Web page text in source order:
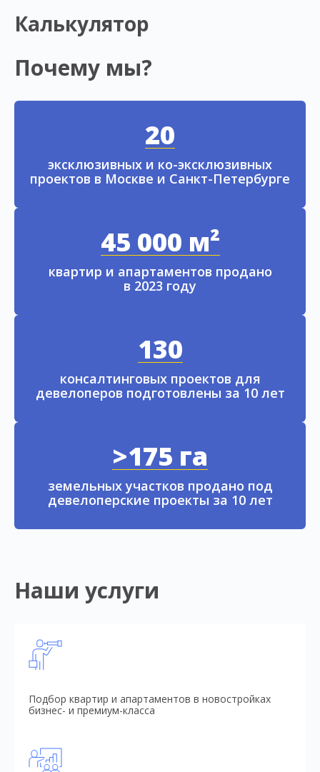
Калькулятор
Почему мы?
20
эксклюзивных и ко-эксклюзивных
проектов в Москве и Санкт-Петербурге
45 000 м²
квартир и апартаментов продано
в 2023 году
130
консалтинговых проектов для
девелоперов подготовлены за 10 лет
>175 га
земельных участков продано под
девелоперские проекты за 10 лет
Наши услуги
Подбор квартир и апартаментов в новостройках
бизнес- и премиум-класса